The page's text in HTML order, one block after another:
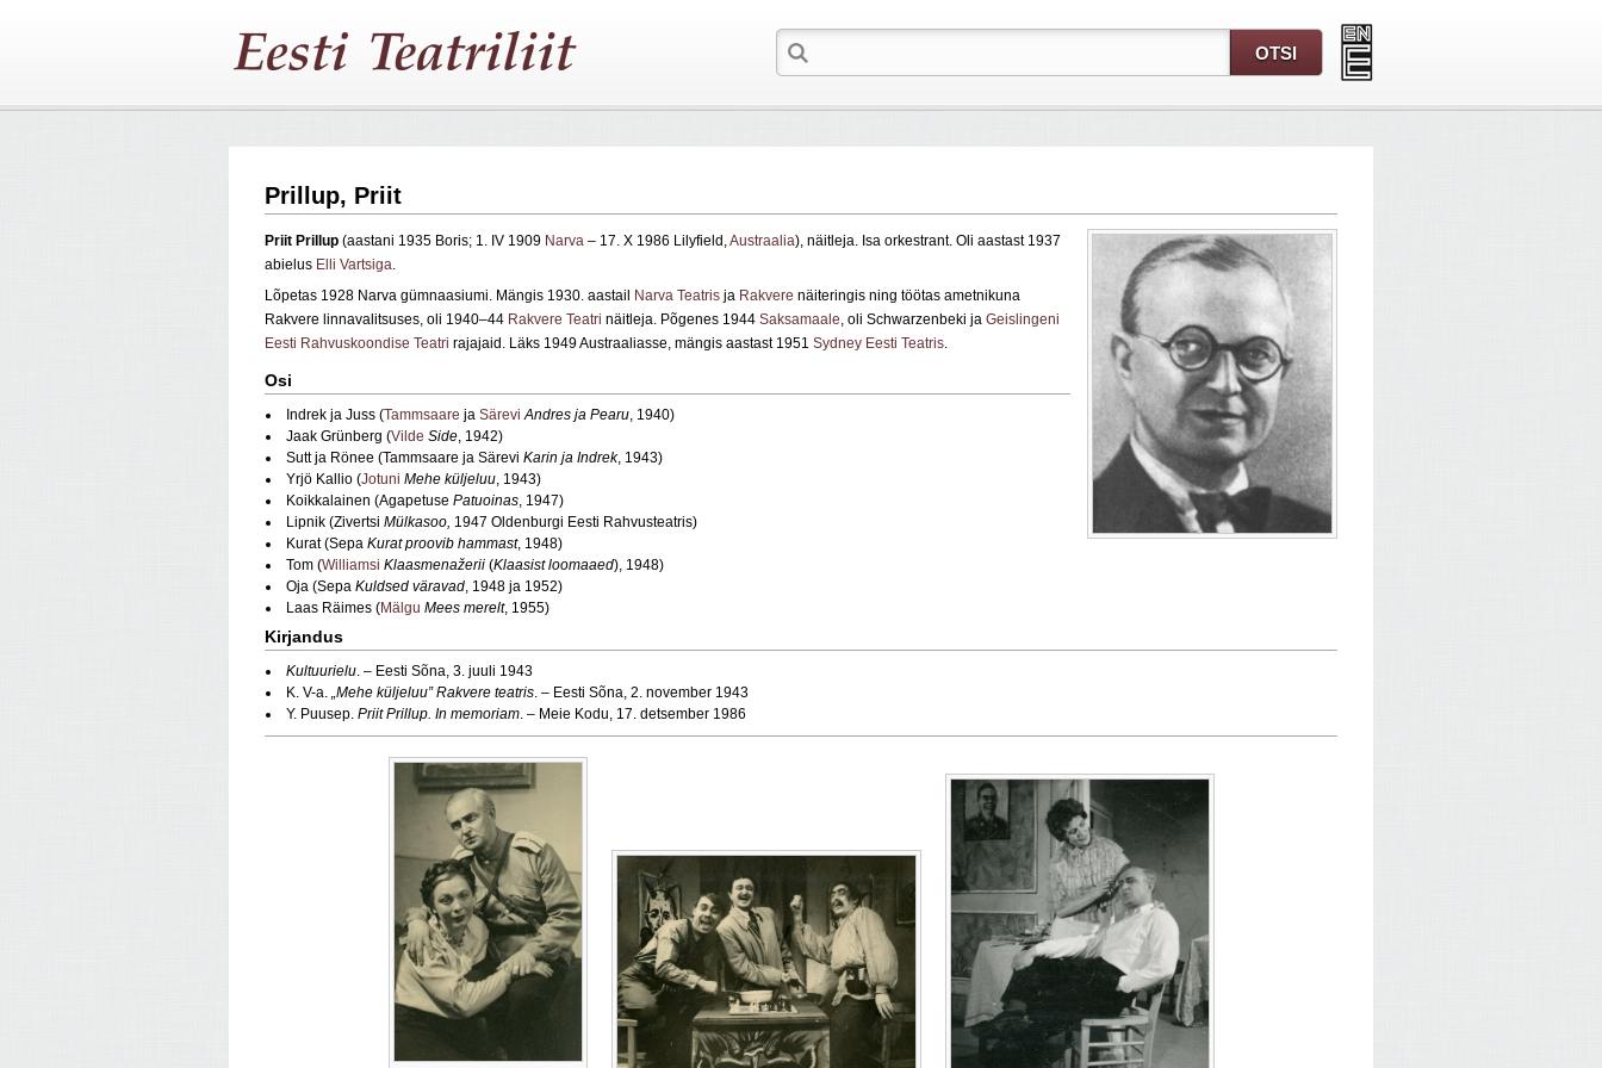
Prillup, Priit
Priit Prillup (aastani 1935 Boris; 1. IV 1909 Narva – 17. X 1986 Lilyfield,Austraalia), näitleja. Isa orkestrant. Oli aastast 1937
abielus Elli Vartsiga.
Lõpetas 1928 Narva gümnaasiumi. Mängis 1930. aastail
Narva Teatris ja Rakvere näiteringis ning töötas ametnikuna
Rakvere linnavalitsuses, oli 1940–44 Rakvere Teatri näitleja. Põgenes 1944 Saksamaale, oli Schwarzenbeki ja Geislingeni
Eesti Rahvuskoondise Teatri rajajaid. Läks 1949 Austraaliasse, mängis aastast 1951 Sydney Eesti Teatris.
Osi
Indrek ja Juss (Tammsaare ja Särevi Andres ja Pearu, 1940)
Jaak Grünberg (Vilde Side, 1942)
Sutt ja Rönee (Tammsaare ja Särevi Karin ja Indrek, 1943)
Yrjö Kallio (Jotuni Mehe küljeluu, 1943)
Koikkalainen (Agapetuse Patuoinas, 1947)
Lipnik (Zivertsi Mülkasoo, 1947 Oldenburgi Eesti Rahvusteatris)
Kurat (Sepa Kurat proovib hammast, 1948)
Tom (Williamsi Klaasmenažerii (Klaasist loomaaed), 1948)
Oja (Sepa Kuldsed väravad, 1948 ja 1952)
Laas Räimes (Mälgu Mees merelt, 1955)
Kirjandus
Kultuurielu. – Eesti Sõna, 3. juuli 1943
K. V-a. „Mehe küljeluu” Rakvere teatris. – Eesti Sõna, 2. november 1943
Y. Puusep. Priit Prillup. In memoriam. – Meie Kodu, 17. detsember 1986